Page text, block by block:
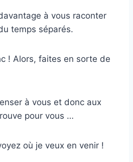
à vous raconter
temps séparés.
! Alors, faites en sorte de
à vous et donc aux
pour vous …
où je veux en venir !